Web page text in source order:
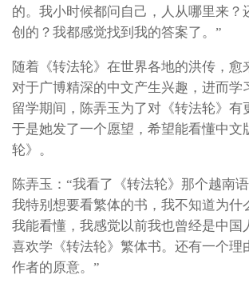
的。我小时候都问自己，人从哪里来？
创的？我都感觉找到我的答案了。”
随着《转法轮》在世界各地的洪传，愈
对于广博精深的中文产生兴趣，进而学
留学期间，陈弄玉为了对《转法轮》有
于是她发了一个愿望，希望能看懂中文
轮》。
陈弄玉：“我看了《转法轮》那个越南
我特别想要看繁体的书，我不知道为什
我能看懂，我感觉以前我也曾经是中国
喜欢学《转法轮》繁体书。还有一个理
作者的原意。”